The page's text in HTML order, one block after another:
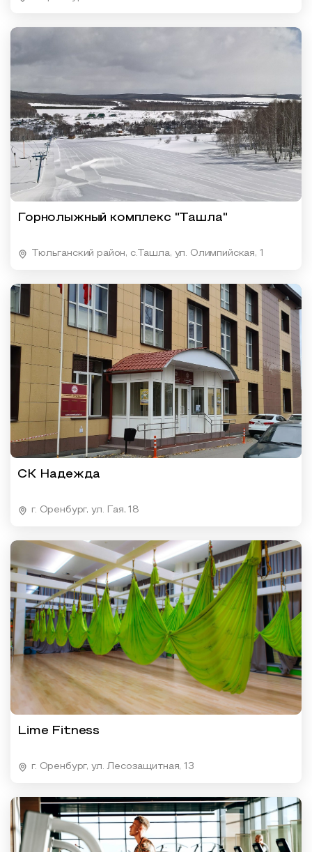
Горнолыжный комплекс "Ташла"
Тюльганский район, с.Ташла, ул. Олимпийская, 1
СК Надежда
г. Оренбург, ул. Гая, 18
Lime Fitness
г. Оренбург, ул. Лесозащитная, 13